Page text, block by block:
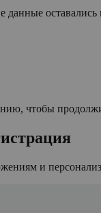
оставались
чтобы
и